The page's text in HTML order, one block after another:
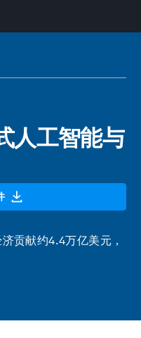
人工智能与
贡献约4.4万亿美元，